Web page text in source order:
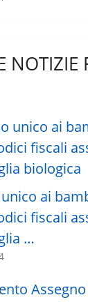
NOTIZIE
ai
fiscali
…